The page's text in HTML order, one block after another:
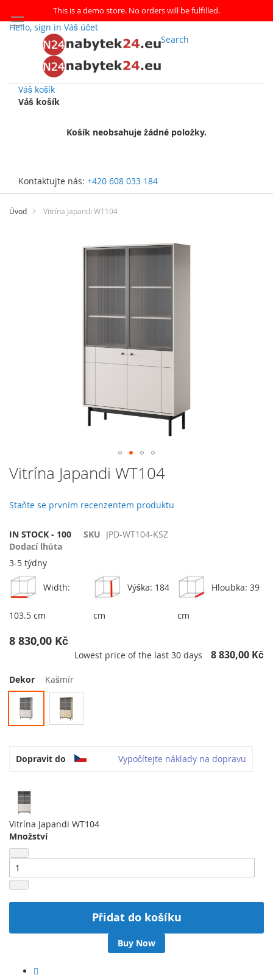
This is a demo store. No orders will be fulfilled.
Hello, sign in Váš účet
Search
Váš košík
Váš košík
Košík neobsahuje žádné položky.
Kontaktujte nás: +420 608 033 184
Přejít
obsah
Úvod Vitrína Japandi WT104
Přeskočit
na
galerie
Vitrína Japandi WT104
Staňte se prvním recenzentem produktu
IN STOCK - 100 SKU JPD-WT104-KSZ
Dodací lhůta
3-5 týdny
Width:
103.5 cm
Výška: 184
cm
Hloubka: 39
cm
8 830,00 Kč
Lowest price of the last 30 days 8 830,00 Kč
Dekor Kašmír
Dopravit do Vypočítejte náklady na dopravu
Vitrína Japandi WT104
Množství
Přidat do košíku
Buy Now